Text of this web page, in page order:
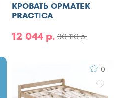
КРОВАТЬ ОРМАТЕК
PRACTICA
30 110 р.
12 044 р.
0